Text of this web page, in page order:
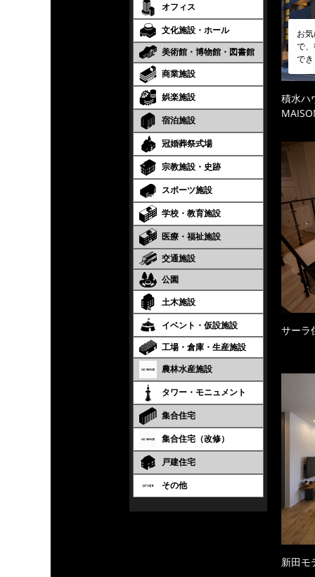
オフィス
文化施設・ホール
美術館・博物館・図書館
商業施設
娯楽施設
宿泊施設
冠婚葬祭式場
宗教施設・史跡
スポーツ施設
学校・教育施設
医療・福祉施設
交通施設
公園
土木施設
イベント・仮設施設
工場・倉庫・生産施設
農林水産施設
タワー・モニュメント
集合住宅
集合住宅（改修）
戸建住宅
その他
お
で
で
積水
サーラ
新田モ